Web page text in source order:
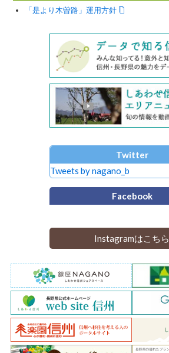
「是より木曽路」運用方針
Twitter
Tweets by nagano_b
Facebook
Instagramはこちら